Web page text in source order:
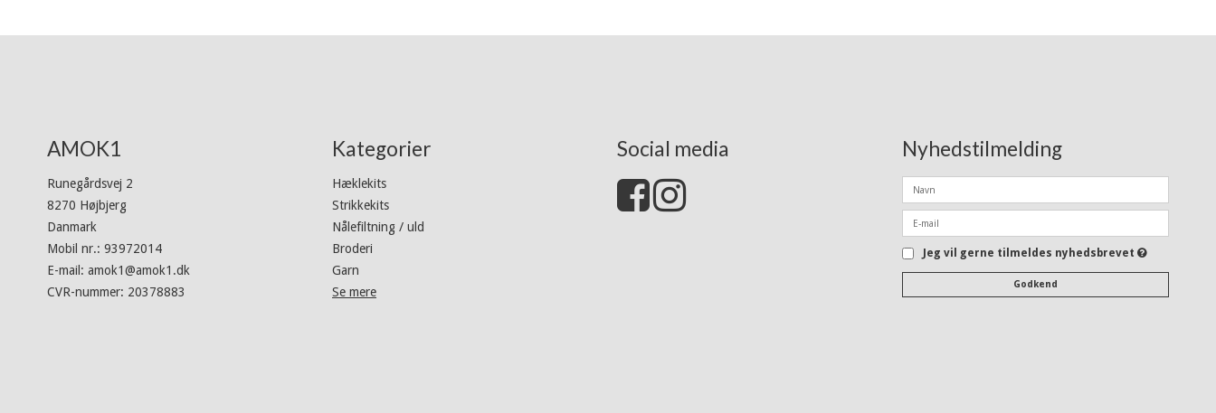
AMOK1
Runegårdsvej 2
8270 Højbjerg
Danmark
Mobil nr.: 93972014
E-mail : amok1@amok1.dk
CVR-nummer: 20378883
Kategorier
Hæklekits
Strikkekits
Nålefiltning / uld
Broderi
Garn
Se mere
Social media Nyhedstilmelding
Jeg vil gerne tilmeldes nyhedsbrevet
Godkend